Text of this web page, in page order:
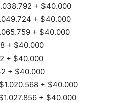
+ $40.000
+ $40.000
+ $40.000
+ $40.000
+ $40.000
+ $40.000
$1.020.568 + $40.000
+ $40.000